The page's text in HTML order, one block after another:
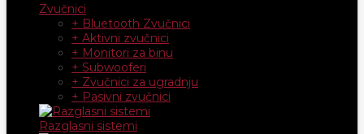
Zvučnici
+ Bluetooth Zvučnici
+ Aktivni zvučnici
+ Monitori za binu
+ Subwooferi
+ Zvučnici za ugradnju
+ Pasivni zvučnici
Razglasni sistemi